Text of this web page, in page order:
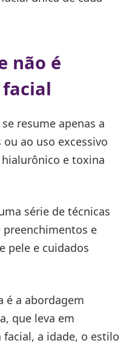
não é
resume apenas a
ao uso excessivo
e toxina
série de técnicas
e
pele e cuidados
é a abordagem
que leva em
a idade, o estilo